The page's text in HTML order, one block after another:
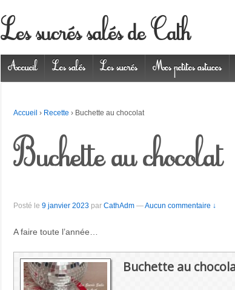
Les sucrés salés de Cath
Accueil Les salés Les sucrés Mes petites astuces
Accueil › Recette › Buchette au chocolat
Buchette au chocolat
Posté le 9 janvier 2023 par CathAdm —Aucun commentaire ↓
A faire toute l’année…
Buchette au